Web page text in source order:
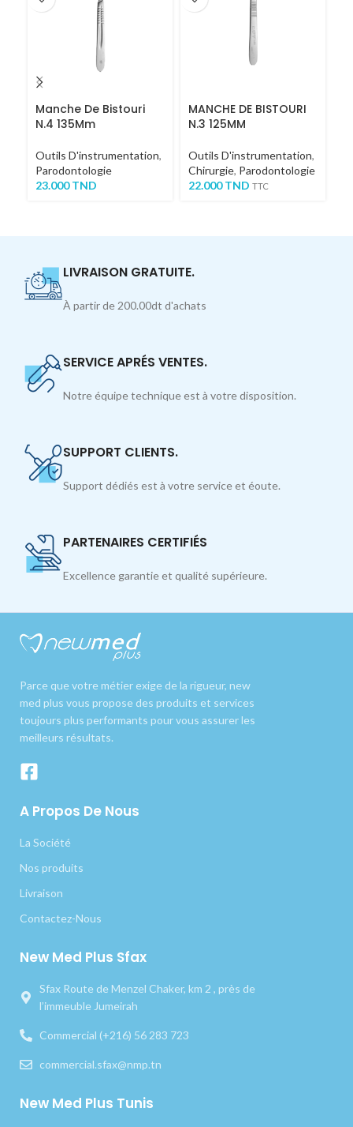
Manche De Bistouri
N.4 135Mm
Outils D'instrumentation,
Parodontologie
23.000TND
MANCHE DE BISTOURI
N.3 125MM
Outils D'instrumentation,
Chirurgie, Parodontologie
22.000TND TTC
LIVRAISON GRATUITE.
À partir de 200.00dt d'achats
SERVICE APRÉS VENTES.
Notre équipe technique est à votre disposition.
SUPPORT CLIENTS.
Support dédiés est à votre service et éoute.
PARTENAIRES CERTIFIÉS
Excellence garantie et qualité supérieure.
Parce que votre métier exige de la rigueur, new
med plus vous propose des produits et services
toujours plus performants pour vous assurer les
meilleurs résultats.
A Propos De Nous
La Société
Nos produits
Livraison
Contactez-Nous
New Med Plus Sfax
Sfax Route de Menzel Chaker, km 2 , près de
l’immeuble Jumeirah
Commercial (+216) 56 283 723
commercial.sfax@nmp.tn
New Med Plus Tunis